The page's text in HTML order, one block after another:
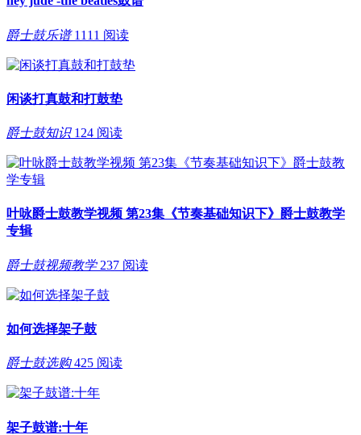
爵士鼓乐谱 1111 阅读
闲谈打真鼓和打鼓垫
爵士鼓知识 124 阅读
叶咏爵士鼓教学视频 第23集《节奏基础知识下》爵士鼓教学
专辑
爵士鼓视频教学 237 阅读
如何选择架子鼓
爵士鼓选购 425 阅读
架子鼓谱:十年